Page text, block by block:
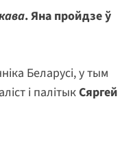
. Яна пройдзе ў
Беларусі, у тым
і палітыкСяргей